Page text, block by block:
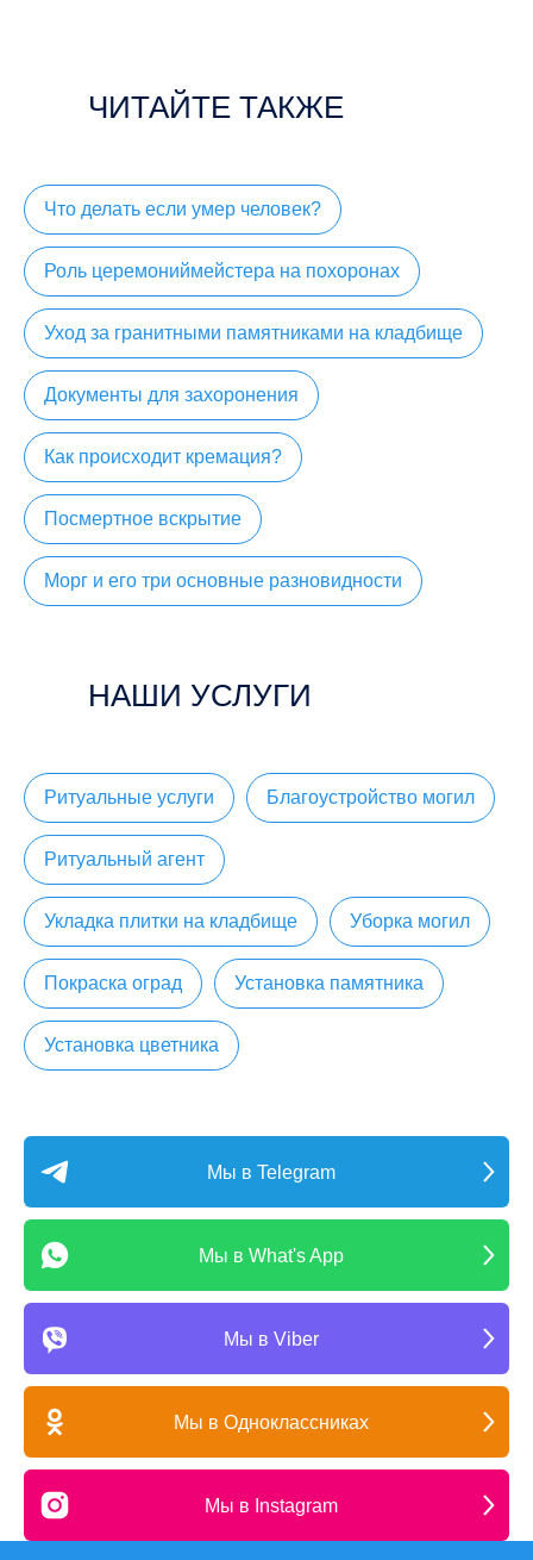
ЧИТАЙТЕ ТАКЖЕ
Что делать если умер человек?
Роль церемониймейстера на похоронах
Уход за гранитными памятниками на кладбище
Документы для захоронения
Как происходит кремация?
Посмертное вскрытие
Морг и его три основные разновидности
НАШИ УСЛУГИ
Ритуальные услуги Благоустройство могил
Ритуальный агент
Укладка плитки на кладбище Уборка могил
Покраска оград Установка памятника
Установка цветника
Мы в Telegram
Мы в What's App
Мы в Viber
Мы в Одноклассниках
Мы в Instagram